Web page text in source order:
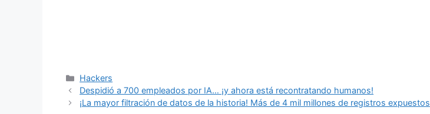
Categorías
Hackers
Despidió a 700 empleados por IA… ¡y ahora está recontratando humanos!
¡La mayor filtración de datos de la historia! Más de 4 mil millones de registros expuestos